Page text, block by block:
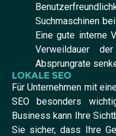
Suchmaschinen
Eine gute interne
Verweildauer
Absprungrate
LOKALE SEO
Für Unternehmen mit
SEO besonders
Business kann Ihre
Sie sicher, dass Ihre